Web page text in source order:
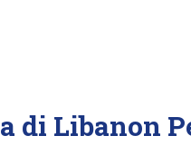
di Libanon